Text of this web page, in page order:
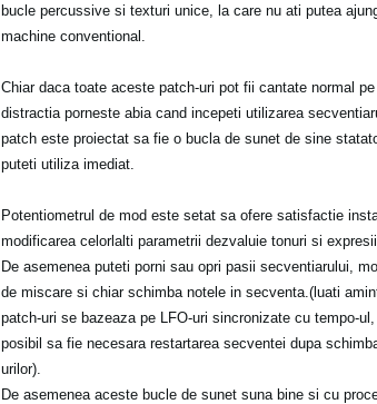
bucle percussive si texturi unice, la care nu ati putea
machine conventional.
Chiar daca toate aceste patch-uri pot fii cantate normal
distractia porneste abia cand incepeti utilizarea
patch este proiectat sa fie o bucla de sunet de sine
puteti utiliza imediat.
Potentiometrul de mod este setat sa ofere satisfactie
modificarea celorlalti parametrii dezvaluie tonuri si
De asemenea puteti porni sau opri pasii secventiarului,
de miscare si chiar schimba notele in secventa.(luati
patch-uri se bazeaza pe LFO-uri sincronizate cu tempo-
posibil sa fie necesara restartarea secventei dupa
urilor).
De asemenea aceste bucle de sunet suna bine si cu